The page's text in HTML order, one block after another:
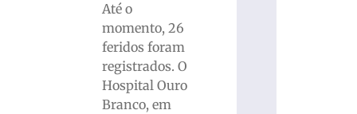
Até o
momento, 26
feridos foram
registrados. O
Hospital Ouro
Branco, em